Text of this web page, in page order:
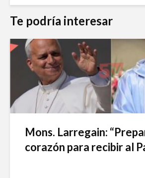
Te podría interesar
Mons. Larregain:
corazón para recibir al